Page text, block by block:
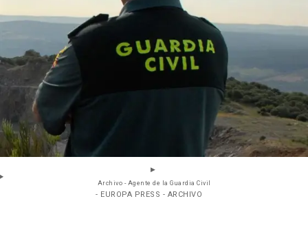
Archivo - Agente de la Guardia Civil
- EUROPA PRESS - ARCHIVO